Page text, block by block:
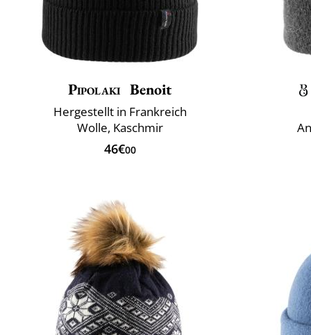
Pipolaki Benoit
Hergestellt in Frankreich
Wolle, Kaschmir
46€00